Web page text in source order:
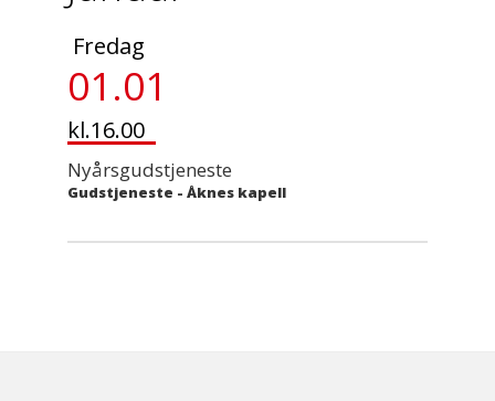
Fredag
01.01
kl.16.00
Nyårsgudstjeneste
Gudstjeneste - Åknes kapell